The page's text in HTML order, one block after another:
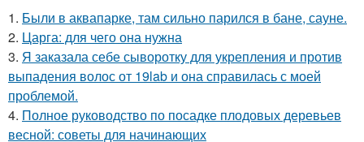
1. Были в аквапарке, там сильно парился в бане, сауне.
2. Царга: для чего она нужна
3. Я заказала себе сыворотку для укрепления и против
выпадения волос от 19lab и она справилась с моей
проблемой.
4. Полное руководство по посадке плодовых деревьев
весной: советы для начинающих